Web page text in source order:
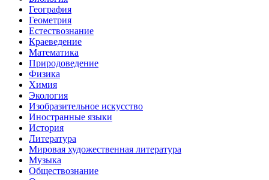
География
Геометрия
Естествознание
Краеведение
Математика
Природоведение
Физика
Химия
Экология
Изобразительное искусство
Иностранные языки
История
Литература
Мировая художественная литература
Музыка
Обществознание